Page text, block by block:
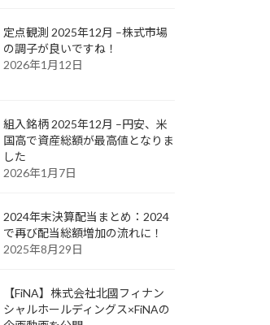
定点観測 2025年12月 –株式市場
の調子が良いですね！
2026年1月12日
組入銘柄 2025年12月 –円安、米
国高で資産総額が最高値となりま
した
2026年1月7日
2024年末決算配当まとめ：2024
で再び配当総額増加の流れに！
2025年8月29日
【FiNA】株式会社北國フィナン
シャルホールディングス×FiNAの